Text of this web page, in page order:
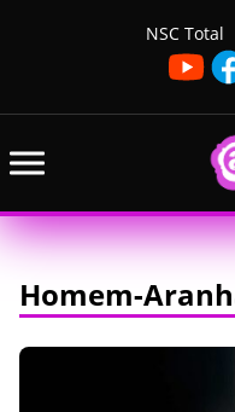
NSC Total
Homem-